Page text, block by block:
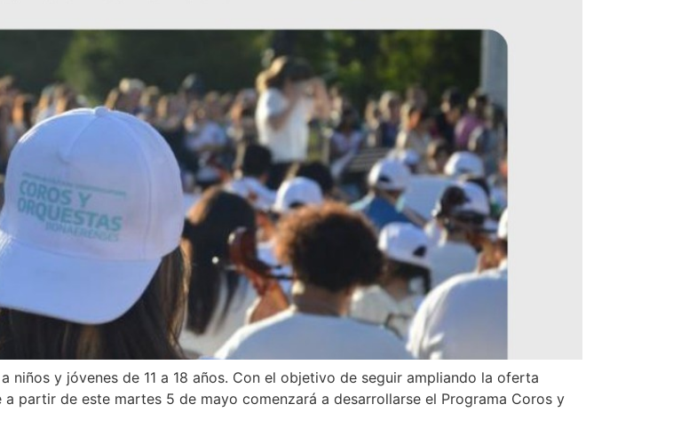
y jóvenes de 11 a 18 años. Con el objetivo de seguir ampliando la oferta
partir de este martes 5 de mayo comenzará a desarrollarse el Programa Coros y